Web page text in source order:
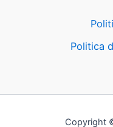
Politica
Copyright